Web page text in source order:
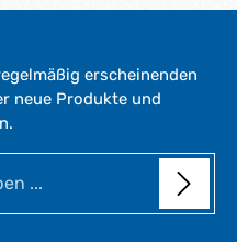
f
erscheinenden
neue Produkte und